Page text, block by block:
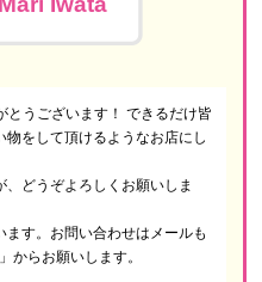
うございます！ できるだけ皆
をして頂けるようなお店にし
どうぞよろしくお願いしま
す。お問い合わせはメールも
からお願いします。